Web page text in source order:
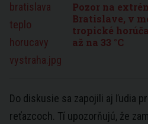
Pozor na
Bratislave, v
tropické
až na 33 °C
Do diskusie sa zapojili aj ľudia
reťazcoch. Tí upozorňujú, že